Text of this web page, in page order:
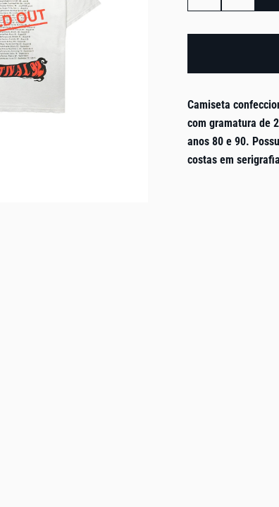
Camiseta
com gramatura de
anos 80 e 90.
costas em